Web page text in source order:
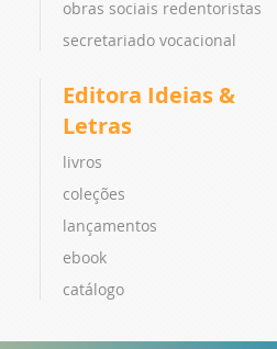
obras sociais redentoristas
secretariado vocacional
Editora Ideias &
Letras
livros
coleções
lançamentos
ebook
catálogo